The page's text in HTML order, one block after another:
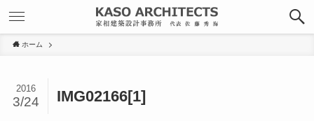
ホーム
IMG02166[1]
2016
3/24